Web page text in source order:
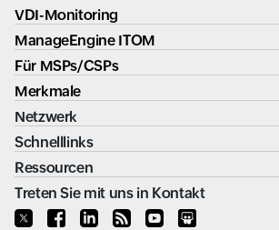
VDI-Monitoring
ManageEngine ITOM
Für MSPs/CSPs
Merkmale
Netzwerk
Schnelllinks
Ressourcen
Treten Sie mit uns in Kontakt